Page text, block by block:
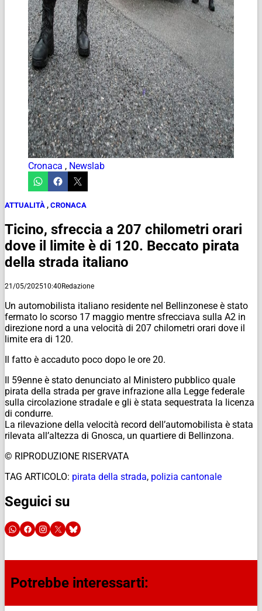
Cronaca , Newslab
ATTUALITÀ , CRONACA
Ticino, sfreccia a 207 chilometri orari
dove il limite è di 120. Beccato pirata
della strada italiano
21/05/202510:40Redazione
Un automobilista italiano residente nel Bellinzonese è stato
fermato lo scorso 17 maggio mentre sfrecciava sulla A2 in
direzione nord a una velocità di 207 chilometri orari dove il
limite era di 120.
Il fatto è accaduto poco dopo le ore 20.
Il 59enne è stato denunciato al Ministero pubblico quale
pirata della strada per grave infrazione alla Legge federale
sulla circolazione stradale e gli è stata sequestrata la licenza
di condurre.
La rilevazione della velocità record dell’automobilista è stata
rilevata all’altezza di Gnosca, un quartiere di Bellinzona.
© RIPRODUZIONE RISERVATA
TAG ARTICOLO: pirata della strada, polizia cantonale
Seguici su
Potrebbe interessarti: